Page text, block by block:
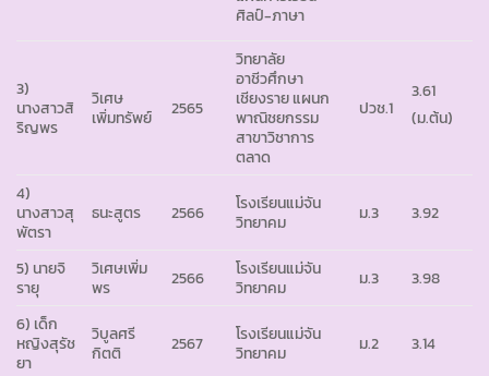
ศิลป์-ภาษา
3)
นางสาวสิ
ริญพร
วิเศษ
เพิ่มทรัพย์
2565
วิทยาลัย
อาชีวศึกษา
เชียงราย แผนก
พาณิชยกรรม
สาขาวิชาการ
ตลาด
ปวช.1
3.61
(ม.ต้น)
4)
นางสาวสุ
พัตรา
ธนะสูตร 2566
โรงเรียนแม่จัน
วิทยาคม
ม.3 3.92
5) นายจิ
รายุ
วิเศษเพิ่ม
พร
2566
โรงเรียนแม่จัน
วิทยาคม
ม.3
3.98
6) เด็ก
หญิงสุรัช
ยา
วิบูลศรี
กิตติ
2567
โรงเรียนแม่จัน
วิทยาคม
ม.2 3.14